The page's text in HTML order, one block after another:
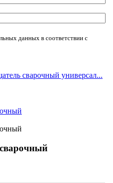
данных в соответствии с
сварочный универсал...